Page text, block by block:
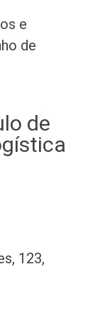
e
de
de
123,